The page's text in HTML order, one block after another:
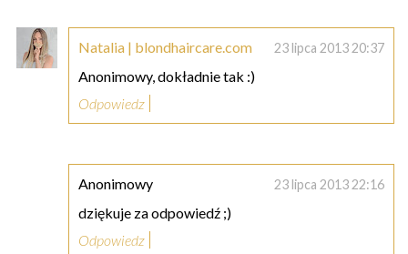
Natalia | blondhaircare.com 23 lipca 2013 20:37
Anonimowy, dokładnie tak :)
Odpowiedz
Anonimowy 23 lipca 2013 22:16
dziękuje za odpowiedź ;)
Odpowiedz